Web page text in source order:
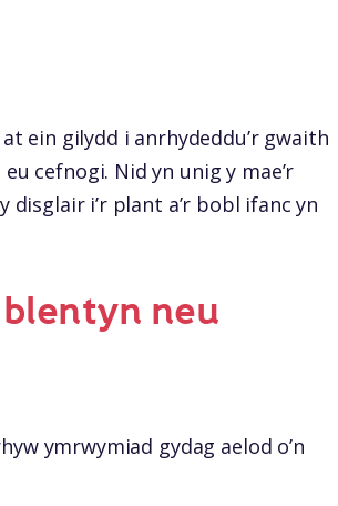
ein gilydd i anrhydeddu’r gwaith
cefnogi. Nid yn unig y mae’r
i’r plant a’r bobl ifanc yn
neu
ymrwymiad gydag aelod o’n